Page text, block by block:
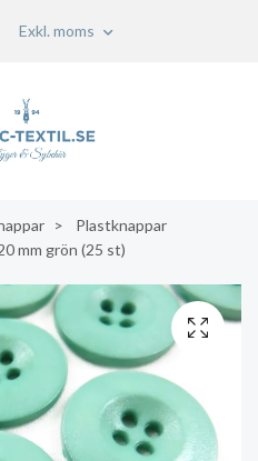
Exkl. moms
Plastknappar
mm grön (25 st)